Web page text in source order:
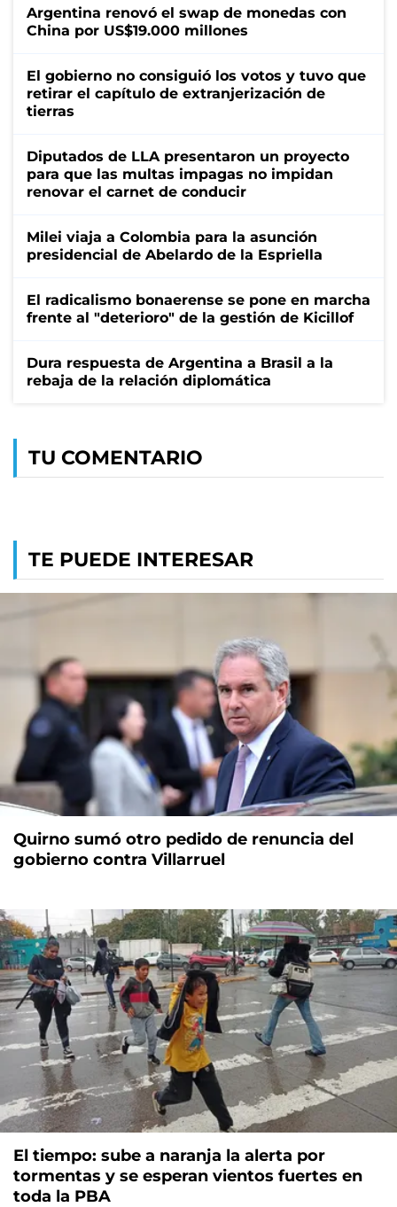
Argentina renovó el swap de monedas con
China por US$19.000 millones
El gobierno no consiguió los votos y tuvo que
retirar el capítulo de extranjerización de
tierras
Diputados de LLA presentaron un proyecto
para que las multas impagas no impidan
renovar el carnet de conducir
Milei viaja a Colombia para la asunción
presidencial de Abelardo de la Espriella
El radicalismo bonaerense se pone en marcha
frente al "deterioro" de la gestión de Kicillof
Dura respuesta de Argentina a Brasil a la
rebaja de la relación diplomática
TU COMENTARIO
TE PUEDE INTERESAR
Quirno sumó otro pedido de renuncia del
gobierno contra Villarruel
El tiempo: sube a naranja la alerta por
tormentas y se esperan vientos fuertes en
toda la PBA